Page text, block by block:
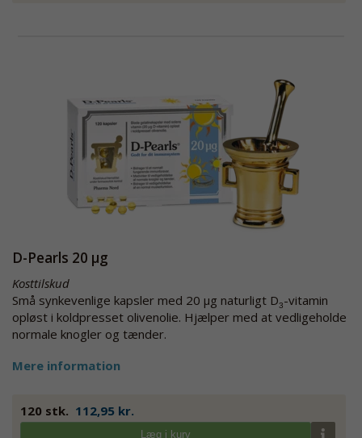
D-Pearls 20 µg
Kosttilskud
Små synkevenlige kapsler med 20 µg naturligt D3-vitamin
opløst i koldpresset olivenolie. Hjælper med at vedligeholde
normale knogler og tænder.
Mere information
120 stk. 112,95 kr.
Læg i kurv